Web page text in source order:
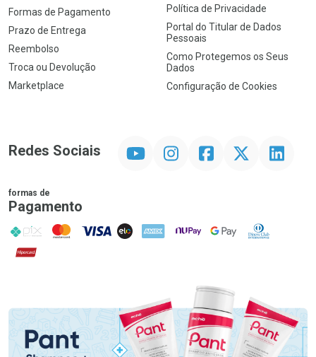
Formas de Pagamento
Prazo de Entrega
Reembolso
Troca ou Devolução
Marketplace
Política de Privacidade
Portal do Titular de Dados
Pessoais
Como Protegemos os Seus
Dados
Configuração de Cookies
Redes Sociais InstagramFacebookTwitter Linkedin
formas de
Pagamento
PIX MasterCard
VISA ELO AMEX NuPay Google PayDiners Club
Hipercard
Promoção em Destaque